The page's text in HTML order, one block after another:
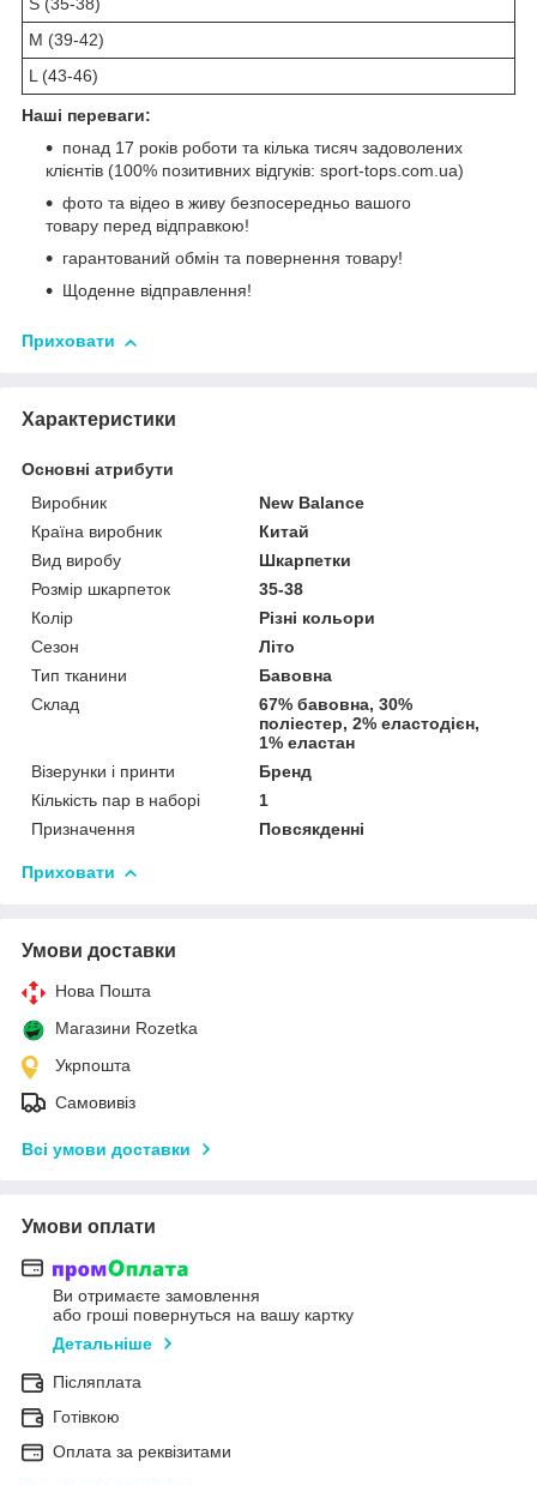
S (35-38)
M (39-42)
L (43-46)
Наші переваги:
понад 17 років роботи та кілька тисяч задоволених
клієнтів (100% позитивних відгуків: sport-tops.com.ua)
фото та відео в живу безпосередньо вашого
товару перед відправкою!
гарантований обмін та повернення товару!
Щоденне відправлення!
Приховати
Характеристики
Основні атрибути
Виробник
New Balance
Країна виробник
Китай
Вид виробу
Шкарпетки
Розмір шкарпеток
35-38
Колір
Різні кольори
Сезон
Літо
Тип тканини
Бавовна
Склад
67% бавовна, 30%
поліестер, 2% еластодієн,
1% еластан
Візерунки і принти
Бренд
Кількість пар в наборі
1
Призначення
Повсякденні
Приховати
Умови доставки
Нова Пошта
Магазини Rozetka
Укрпошта
Самовивіз
Всі умови доставки
Умови оплати
Ви отримаєте замовлення
або гроші повернуться на вашу картку
Детальніше
Післяплата
Готівкою
Оплата за реквізитами